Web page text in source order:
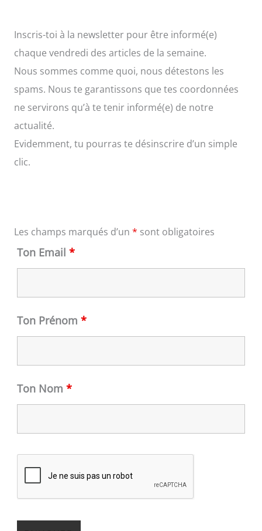
Inscris-toi à la newsletter pour être informé(e)
chaque vendredi des articles de la semaine.
Nous sommes comme quoi, nous détestons les
spams. Nous te garantissons que tes coordonnées
ne servirons qu’à te tenir informé(e) de notre
actualité.
Evidemment, tu pourras te désinscrire d’un simple
clic.
Les champs marqués d’un * sont obligatoires
Ton Email *
Ton Prénom *
Ton Nom *